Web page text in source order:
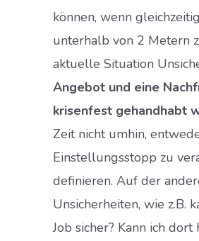
können, wenn
unterhalb von 2 Metern
aktuelle Situation
Angebot und eine
krisenfest gehandhabt
Zeit nicht umhin,
Einstellungsstopp zu
definieren. Auf der
Unsicherheiten, wie z.B.
Job sicher? Kann ich